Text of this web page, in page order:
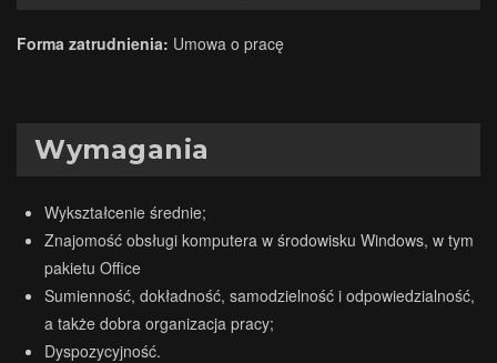
Forma zatrudnienia: Umowa o pracę
Wymagania
Wykształcenie średnie;
Znajomość obsługi komputera w środowisku Windows, w tym
pakietu Office
Sumienność, dokładność, samodzielność i odpowiedzialność,
a także dobra organizacja pracy;
Dyspozycyjność.